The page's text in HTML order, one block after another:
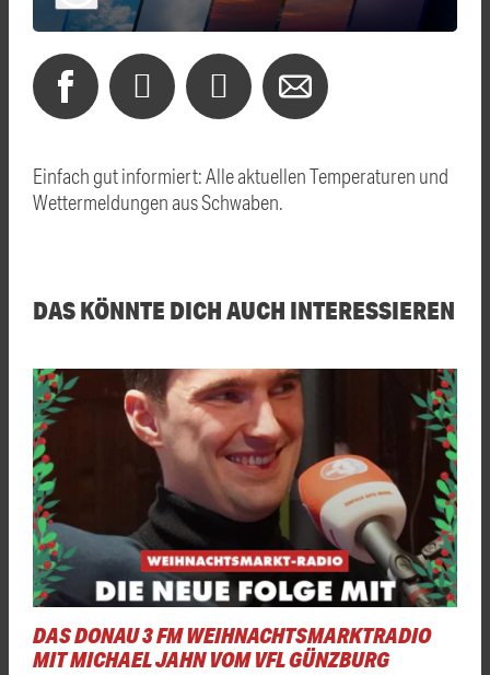
Einfach gut informiert: Alle aktuellen Temperaturen und
Wettermeldungen aus Schwaben.
DAS KÖNNTE DICH AUCH INTERESSIEREN
DAS DONAU 3 FM WEIHNACHTSMARKTRADIO
MIT MICHAEL JAHN VOM VFL GÜNZBURG